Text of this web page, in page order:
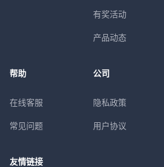
有奖活动
产品动态
帮助
在线客服
常见问题
公司
隐私政策
用户协议
友情链接